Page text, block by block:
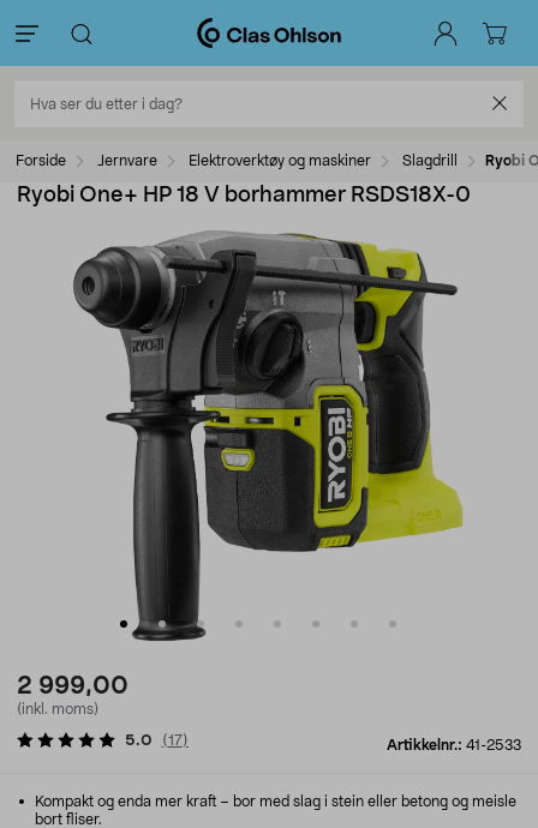
Forside Jernvare Elektroverktøy og maskiner Slagdrill Ryobi
Ryobi One+ HP 18 V borhammer RSDS18X-0
2 999,00
(inkl. moms)
Artikkelnr.: 41-2533
5.0 (17)
Kompakt og enda mer kraft – bor med slag i stein eller betong og meisle
bort fliser.